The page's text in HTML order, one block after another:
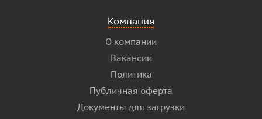
Компания
О компании
Вакансии
Политика
Публичная оферта
Документы для загрузки